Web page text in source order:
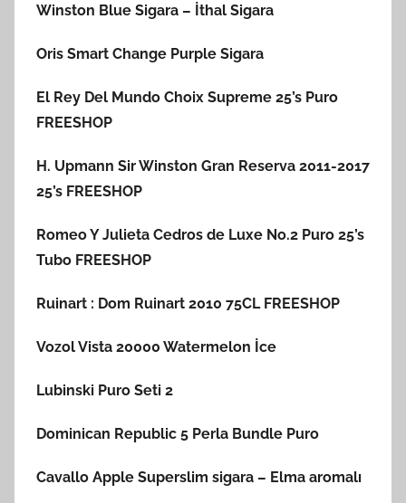
Winston Blue Sigara – İthal Sigara
Oris Smart Change Purple Sigara
El Rey Del Mundo Choix Supreme 25’s Puro
FREESHOP
H. Upmann Sir Winston Gran Reserva 2011-2017
25’s FREESHOP
Romeo Y Julieta Cedros de Luxe No.2 Puro 25’s
Tubo FREESHOP
Ruinart : Dom Ruinart 2010 75CL FREESHOP
Vozol Vista 20000 Watermelon İce
Lubinski Puro Seti 2
Dominican Republic 5 Perla Bundle Puro
Cavallo Apple Superslim sigara – Elma aromalı